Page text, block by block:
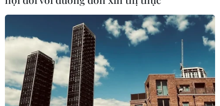
Xem thêm
CƠ QUAN CHỦ QUẢN: THÔNG TẤN XÃ VIỆT NAM